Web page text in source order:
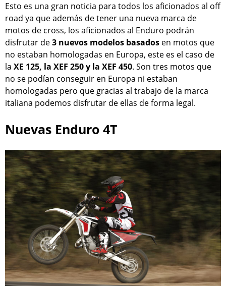
Esto es una gran noticia para todos los aficionados al off
road ya que además de tener una nueva marca de
motos de cross, los aficionados al Enduro podrán
disfrutar de3 nuevos modelos basados en motos que
no estaban homologadas en Europa, este es el caso de
la XE 125, la XEF 250 y la XEF 450. Son tres motos que
no se podían conseguir en Europa ni estaban
homologadas pero que gracias al trabajo de la marca
italiana podemos disfrutar de ellas de forma legal.
Nuevas Enduro 4T